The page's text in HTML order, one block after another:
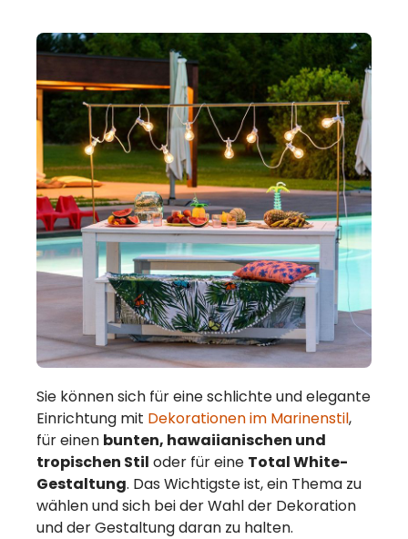
Sie können sich für eine schlichte und elegante
Einrichtung mit Dekorationen im Marinenstil,
für einen bunten, hawaiianischen und
tropischen Stil oder für eine Total White-
Gestaltung. Das Wichtigste ist, ein Thema zu
wählen und sich bei der Wahl der Dekoration
und der Gestaltung daran zu halten.